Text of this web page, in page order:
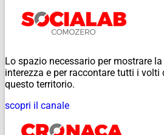
Lo spazio necessario per mostrare
interezza e per raccontare tutti i volti
questo territorio.
scopri il canale